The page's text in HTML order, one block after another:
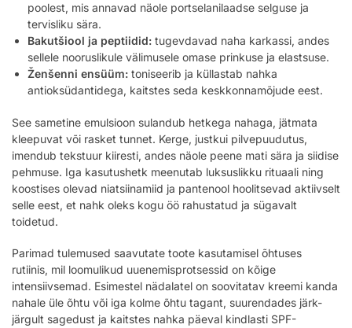
poolest, mis annavad näole portselanilaadse selguse ja
tervisliku sära.
Bakutšiool ja peptiidid: tugevdavad naha karkassi, andes
sellele nooruslikule välimusele omase prinkuse ja elastsuse.
Ženšenni ensüüm: toniseerib ja küllastab nahka
antioksüdantidega, kaitstes seda keskkonnamõjude eest.
See sametine emulsioon sulandub hetkega nahaga, jätmata
kleepuvat või rasket tunnet. Kerge, justkui pilvepuudutus,
imendub tekstuur kiiresti, andes näole peene mati sära ja siidise
pehmuse. Iga kasutushetk meenutab luksuslikku rituaali ning
koostises olevad niatsiinamiid ja pantenool hoolitsevad aktiivselt
selle eest, et nahk oleks kogu öö rahustatud ja sügavalt
toidetud.
Parimad tulemused saavutate toote kasutamisel õhtuses
rutiinis, mil loomulikud uuenemisprotsessid on kõige
intensiivsemad. Esimestel nädalatel on soovitatav kreemi kanda
nahale üle õhtu või iga kolme õhtu tagant, suurendades järk-
järgult sagedust ja kaitstes nahka päeval kindlasti SPF-